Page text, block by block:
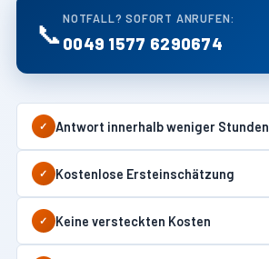
📞 NOTFALL? SOFORT ANRUFEN:
0049 1577 6290674
✓ Antwort innerhalb weniger Stunden
✓ Kostenlose Ersteinschätzung
✓ Keine versteckten Kosten